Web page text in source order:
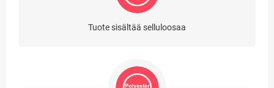
Tuote sisältää selluloosaa